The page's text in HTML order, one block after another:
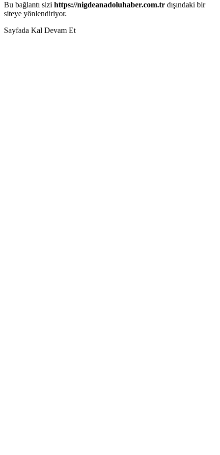
Bu bağlantı sizi https://nigdeanadoluhaber.com.tr dışındaki bir
siteye yönlendiriyor.
Sayfada Kal Devam Et